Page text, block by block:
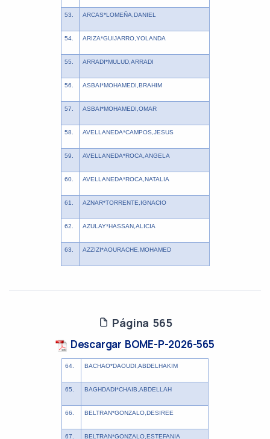
53. ARCAS*LOMEÑA,DANIEL
54. ARIZA*GUIJARRO,YOLANDA
55. ARRADI*MULUD,ARRADI
56. ASBAI*MOHAMEDI,BRAHIM
57. ASBAI*MOHAMEDI,OMAR
58. AVELLANEDA*CAMPOS,JESUS
59. AVELLANEDA*ROCA,ANGELA
60. AVELLANEDA*ROCA,NATALIA
61. AZNAR*TORRENTE,IGNACIO
62. AZULAY*HASSAN,ALICIA
63. AZZIZI*AOURACHE,MOHAMED
Página 565
Descargar BOME-P-2026-565
64. BACHAO*DAOUDI,ABDELHAKIM
65. BAGHDADI*CHAIB,ABDELLAH
66. BELTRAN*GONZALO,DESIREE
67. BELTRAN*GONZALO,ESTEFANIA